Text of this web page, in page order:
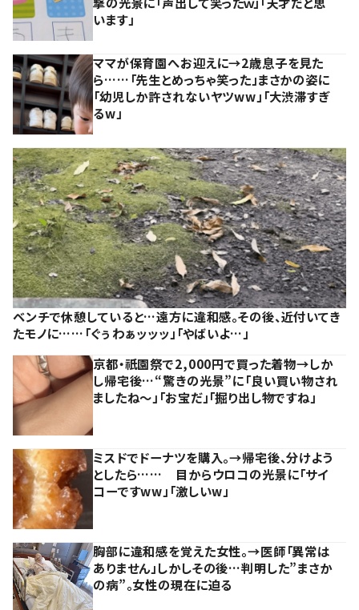
います」
ママが保育園へお迎えに→2歳息子を見た
ら……「先生とめっちゃ笑った」まさかの姿に
「幼児しか許されないヤツww」「大渋滞すぎ
るw」
ベンチで休憩していると…遠方に違和感。その後、近付いてき
たモノに……「ぐぅわぁッッッ」「やばいよ…」
京都・祇園祭で2,000円で買った着物→しか
し帰宅後…“驚きの光景”に「良い買い物され
ましたね～」「お宝だ」「掘り出し物ですね」
ミスドでドーナツを購入。→帰宅後、分けよう
としたら…… 目からウロコの光景に「サイ
コーですww」「激しいw」
胸部に違和感を覚えた女性。→医師「異常は
ありません」しかしその後…判明した”まさか
の病”。女性の現在に迫る